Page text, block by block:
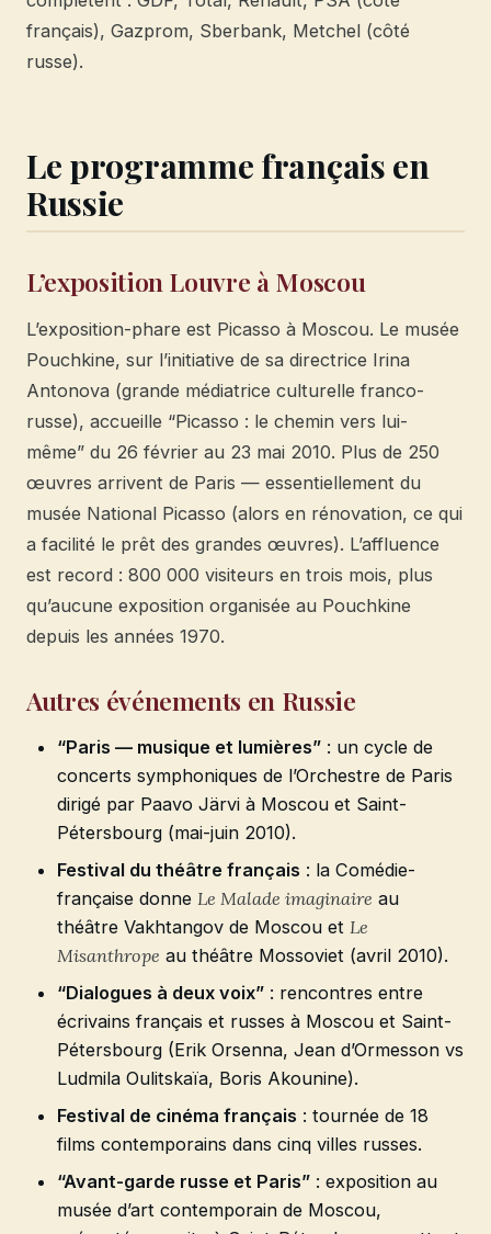
français), Gazprom, Sberbank, Metchel (côté
russe).
Le programme français en
Russie
L’exposition Louvre à Moscou
L’exposition-phare est Picasso à Moscou. Le musée
Pouchkine, sur l’initiative de sa directrice Irina
Antonova (grande médiatrice culturelle franco-
russe), accueille “Picasso : le chemin vers lui-
même” du 26 février au 23 mai 2010. Plus de 250
œuvres arrivent de Paris — essentiellement du
musée National Picasso (alors en rénovation, ce qui
a facilité le prêt des grandes œuvres). L’affluence
est record : 800 000 visiteurs en trois mois, plus
qu’aucune exposition organisée au Pouchkine
depuis les années 1970.
Autres événements en Russie
“Paris — musique et lumières” : un cycle de
concerts symphoniques de l’Orchestre de Paris
dirigé par Paavo Järvi à Moscou et Saint-
Pétersbourg (mai-juin 2010).
Festival du théâtre français : la Comédie-
française donne Le Malade imaginaire au
théâtre Vakhtangov de Moscou et Le
Misanthrope au théâtre Mossoviet (avril 2010).
“Dialogues à deux voix” : rencontres entre
écrivains français et russes à Moscou et Saint-
Pétersbourg (Erik Orsenna, Jean d’Ormesson vs
Ludmila Oulitskaïa, Boris Akounine).
Festival de cinéma français : tournée de 18
films contemporains dans cinq villes russes.
“Avant-garde russe et Paris” : exposition au
musée d’art contemporain de Moscou,